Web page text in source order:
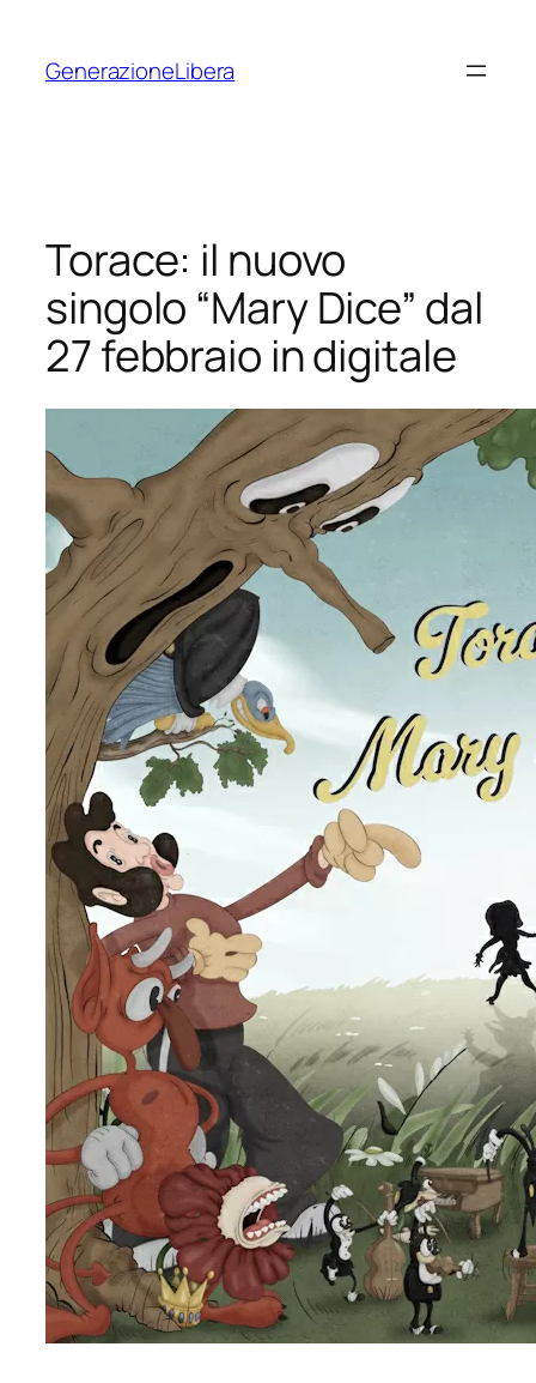
contenuto
GenerazioneLibera
Torace: il nuovo
singolo “Mary Dice” dal
27 febbraio in digitale